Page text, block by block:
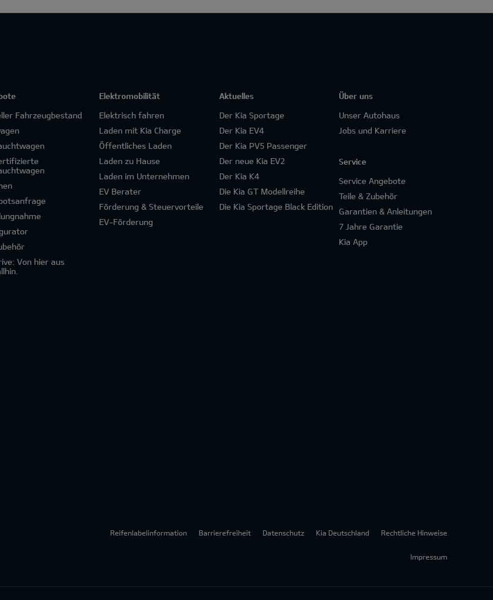
Fahrzeugbestand
Von hier aus
Elektromobilität
Elektrisch fahren
Laden mit Kia Charge
Öffentliches Laden
Laden zu Hause
Laden im Unternehmen
EV Berater
Förderung & Steuervorteile
EV-Förderung
Aktuelles
Der Kia Sportage
Der Kia EV4
Der Kia PV5 Passenger
Der neue Kia EV2
Der Kia K4
Die Kia GT Modellreihe
Die Kia Sportage Black Edition
Über uns
Unser Autohaus
Jobs und Karriere
Service
Service Angebote
Teile & Zubehör
Garantien & Anleitungen
7 Jahre Garantie
Kia App
Reifenlabelinformation Barrierefreiheit Datenschutz Kia Deutschland Rechtliche Hinweise
Impressum